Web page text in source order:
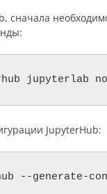
сначала
JupyterHub: